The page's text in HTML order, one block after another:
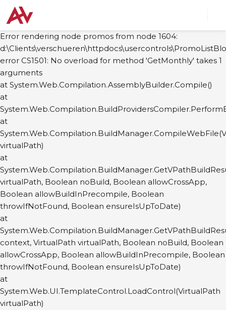
Error rendering node promos from node 1604:
error CS1501: No overload for method 'GetMonthly' takes 1
arguments
at System.Web.Compilation.AssemblyBuilder.Compile()
at
at
virtualPath)
at
virtualPath, Boolean noBuild, Boolean allowCrossApp,
Boolean allowBuildInPrecompile, Boolean
throwIfNotFound, Boolean ensureIsUpToDate)
at
context, VirtualPath virtualPath, Boolean noBuild, Boolean
allowCrossApp, Boolean allowBuildInPrecompile, Boolean
throwIfNotFound, Boolean ensureIsUpToDate)
at
System.Web.UI.TemplateControl.LoadControl(VirtualPath
virtualPath)